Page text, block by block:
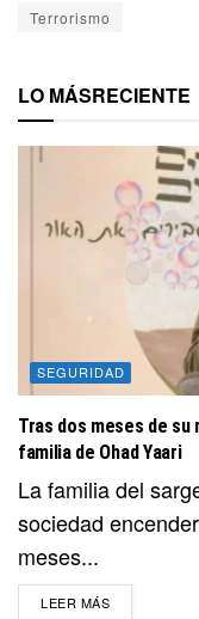
Terrorismo
LO MÁSRECIENTE
SEGURIDAD
Tras dos meses de
familia de Ohad Yaari
La familia del
sociedad
meses...
LEER MÁSDETAILS